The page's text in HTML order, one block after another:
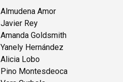
Almudena Amor
Javier Rey
Amanda Goldsmith
Yanely Hernández
Alicia Lobo
Pino Montesdeoca